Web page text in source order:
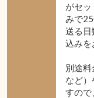
がセ
みで
送る日
込みを
別途
など
すので